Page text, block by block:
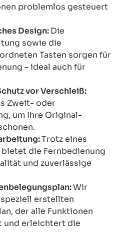
problemlos gesteuert
Design:Die
sowie die
Tasten sorgen für
– ideal auch für
vor Verschleiß:
Zweit- oder
um Ihre Original-
Trotz eines
die Fernbedienung
und zuverlässige
Wir
erstellten
der alle Funktionen
und erleichtert die